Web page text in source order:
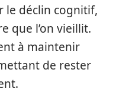
le déclin cognitif,
que l’on vieillit.
à maintenir
de rester